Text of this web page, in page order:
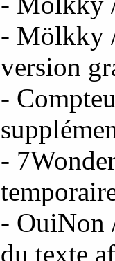
- Mölkky
version
-
-
- OuiNon
du texte